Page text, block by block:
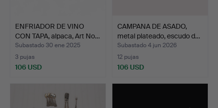
ENFRIADOR DE VINO
CON TAPA, alpaca, Art No…
Subastado 30 ene 2025
3 pujas
106 USD
CAMPANA DE ASADO,
metal plateado, escudo d…
Subastado 4 jun 2026
12 pujas
106 USD